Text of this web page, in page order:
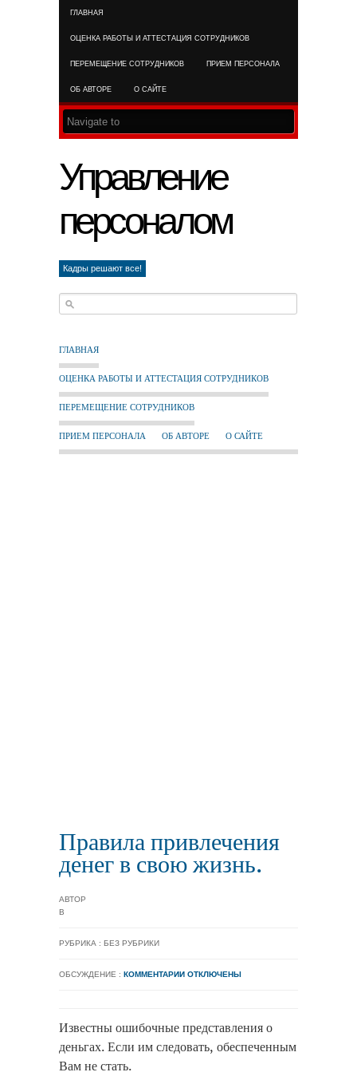
ГЛАВНАЯ
ОЦЕНКА РАБОТЫ И АТТЕСТАЦИЯ СОТРУДНИКОВ
ПЕРЕМЕЩЕНИЕ СОТРУДНИКОВ ПРИЕМ ПЕРСОНАЛА
ОБ АВТОРЕ О САЙТЕ
Управление
персоналом
Кадры решают все!
ГЛАВНАЯ
ОЦЕНКА РАБОТЫ И АТТЕСТАЦИЯ СОТРУДНИКОВ
ПЕРЕМЕЩЕНИЕ СОТРУДНИКОВ
ПРИЕМ ПЕРСОНАЛА ОБ АВТОРЕ О САЙТЕ
Правила привлечения
денег в свою жизнь.
АВТОР
В
РУБРИКА : БЕЗ РУБРИКИ
ОБСУЖДЕНИЕ : КОММЕНТАРИИ ОТКЛЮЧЕНЫ
Известны ошибочные представления о
деньгах. Если им следовать, обеспеченным
Вам не стать.